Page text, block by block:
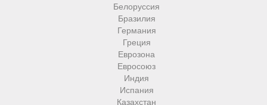
Белоруссия
Бразилия
Германия
Греция
Еврозона
Евросоюз
Индия
Испания
Казахстан